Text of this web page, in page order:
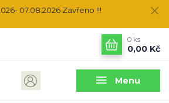
07.08.2026 Zavřeno !!!
Menu
0 ks
0,00 Kč